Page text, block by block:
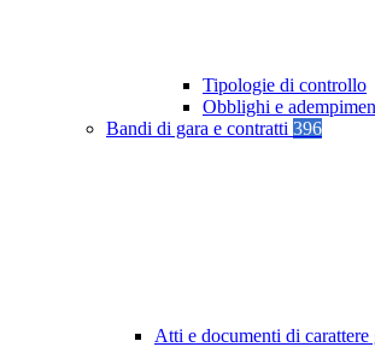
Tipologie di controllo
Obblighi e
Bandi di gara e contratti 396
Atti e documenti di carattere